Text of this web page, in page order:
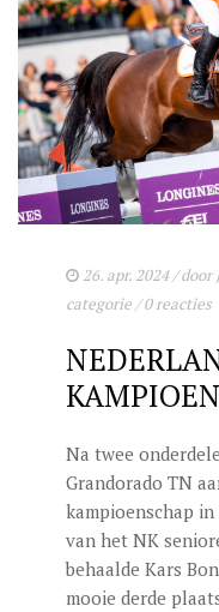
26. apr. 2024/ door
categorie/0 reacties
Na twee
Grandorado TN
kampioenschap
van het NK
behaalde Kars
mooie derde